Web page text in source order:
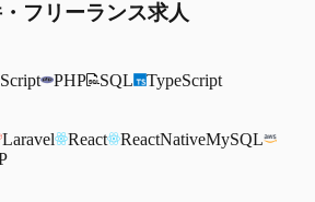
フリーランス求人
PHP SQL TypeScript
Laravel React ReactNativeMySQL